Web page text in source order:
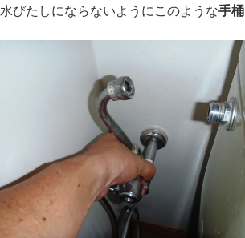
水びたしにならないようにこのような手桶